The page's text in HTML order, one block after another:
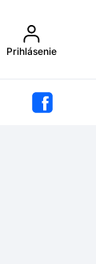
Prihlásenie